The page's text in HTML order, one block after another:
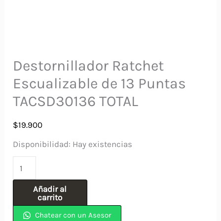
Destornillador Ratchet
Escualizable de 13 Puntas
TACSD30136 TOTAL
$19.900
Disponibilidad: Hay existencias
Ratchet
Escualizable
de
Añadir al
carrito
Chatear con un Asesor